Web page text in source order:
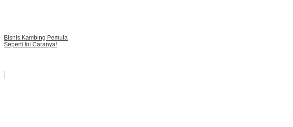
Bisnis Kambing Pemula
Seperti Ini Caranya!